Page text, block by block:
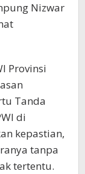
Nizwar
Provinsi
Tanda
di
kepastian,
tanpa
tertentu.